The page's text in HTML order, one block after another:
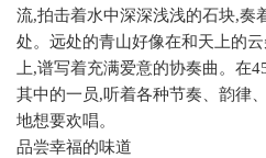
流,拍击着水中深深浅浅的石块,奏
处。远处的青山好像在和天上的
上,谱写着充满爱意的协奏曲。在
其中的一员,听着各种节奏、韵律
地想要欢唱。
品尝幸福的味道